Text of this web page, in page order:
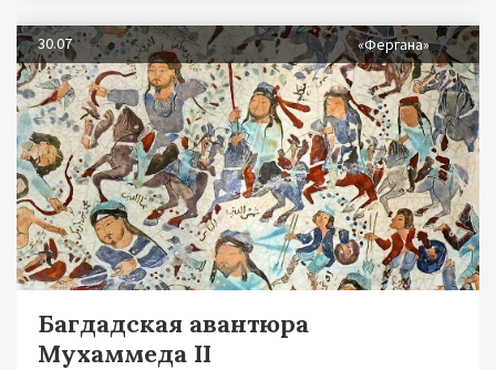
30.07 «Фергана»
Багдадская авантюра
Мухаммеда II